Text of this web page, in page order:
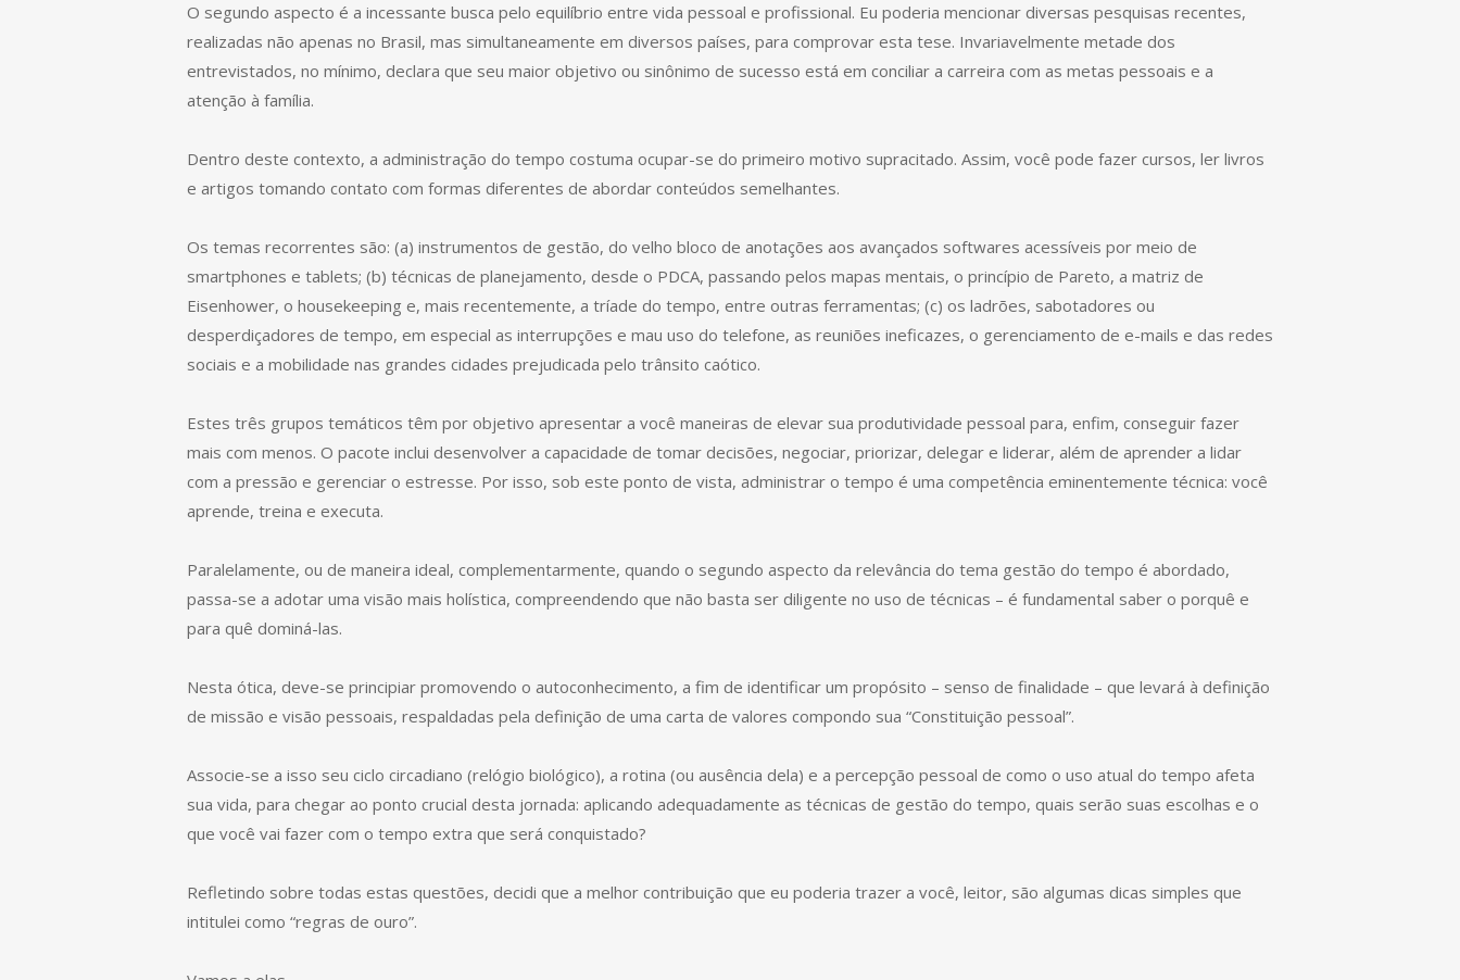
O segundo aspecto é a incessante busca pelo equilíbrio entre vida pessoal e profissional. Eu poderia mencionar diversas pesquisas recentes,
realizadas não apenas no Brasil, mas simultaneamente em diversos países, para comprovar esta tese. Invariavelmente metade dos
entrevistados, no mínimo, declara que seu maior objetivo ou sinônimo de sucesso está em conciliar a carreira com as metas pessoais e a
atenção à família.
Dentro deste contexto, a administração do tempo costuma ocupar-se do primeiro motivo supracitado. Assim, você pode fazer cursos, ler livros
e artigos tomando contato com formas diferentes de abordar conteúdos semelhantes.
Os temas recorrentes são: (a) instrumentos de gestão, do velho bloco de anotações aos avançados softwares acessíveis por meio de
smartphones e tablets; (b) técnicas de planejamento, desde o PDCA, passando pelos mapas mentais, o princípio de Pareto, a matriz de
Eisenhower, o housekeeping e, mais recentemente, a tríade do tempo, entre outras ferramentas; (c) os ladrões, sabotadores ou
desperdiçadores de tempo, em especial as interrupções e mau uso do telefone, as reuniões ineficazes, o gerenciamento de e-mails e das redes
sociais e a mobilidade nas grandes cidades prejudicada pelo trânsito caótico.
Estes três grupos temáticos têm por objetivo apresentar a você maneiras de elevar sua produtividade pessoal para, enfim, conseguir fazer
mais com menos. O pacote inclui desenvolver a capacidade de tomar decisões, negociar, priorizar, delegar e liderar, além de aprender a lidar
com a pressão e gerenciar o estresse. Por isso, sob este ponto de vista, administrar o tempo é uma competência eminentemente técnica: você
aprende, treina e executa.
Paralelamente, ou de maneira ideal, complementarmente, quando o segundo aspecto da relevância do tema gestão do tempo é abordado,
passa-se a adotar uma visão mais holística, compreendendo que não basta ser diligente no uso de técnicas – é fundamental saber o porquê e
para quê dominá-las.
Nesta ótica, deve-se principiar promovendo o autoconhecimento, a fim de identificar um propósito – senso de finalidade – que levará à definição
de missão e visão pessoais, respaldadas pela definição de uma carta de valores compondo sua “Constituição pessoal”.
Associe-se a isso seu ciclo circadiano (relógio biológico), a rotina (ou ausência dela) e a percepção pessoal de como o uso atual do tempo afeta
sua vida, para chegar ao ponto crucial desta jornada: aplicando adequadamente as técnicas de gestão do tempo, quais serão suas escolhas e o
que você vai fazer com o tempo extra que será conquistado?
Refletindo sobre todas estas questões, decidi que a melhor contribuição que eu poderia trazer a você, leitor, são algumas dicas simples que
intitulei como “regras de ouro”.